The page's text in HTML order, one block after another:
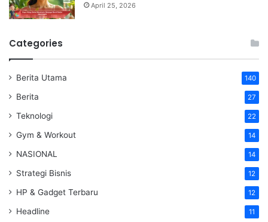
April 25, 2026
Categories
Berita Utama 140
Berita 27
Teknologi 22
Gym & Workout 14
NASIONAL 14
Strategi Bisnis 12
HP & Gadget Terbaru 12
Headline 11